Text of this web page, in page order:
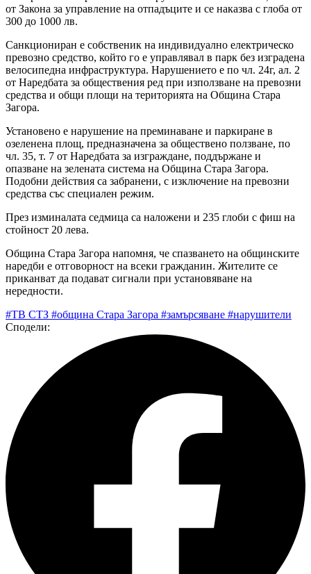
от Закона за управление на отпадъците и се наказва с глоба от
300 до 1000 лв.
Санкциониран е собственик на индивидуално електрическо
превозно средство, който го е управлявал в парк без изградена
велосипедна инфраструктура. Нарушението е по чл. 24г, ал. 2
от Наредбата за обществения ред при използване на превозни
средства и общи площи на територията на Община Стара
Загора.
Установено е нарушение на преминаване и паркиране в
озеленена площ, предназначена за обществено ползване, по
чл. 35, т. 7 от Наредбата за изграждане, поддържане и
опазване на зелената система на Община Стара Загора.
Подобни действия са забранени, с изключение на превозни
средства със специален режим.
През изминалата седмица са наложени и 235 глоби с фиш на
стойност 20 лева.
Община Стара Загора напомня, че спазването на общинските
наредби е отговорност на всеки гражданин. Жителите се
приканват да подават сигнали при установяване на
нередности.
#ТВ СТЗ #община Стара Загора #замърсяване #нарушители
Сподели: